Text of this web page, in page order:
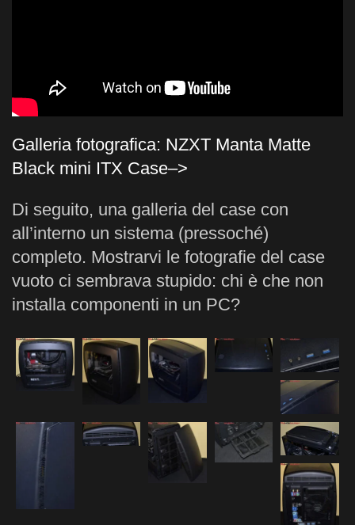
Galleria fotografica: NZXT Manta Matte
Black mini ITX Case–>
Di seguito, una galleria del case con
all’interno un sistema (pressoché)
completo. Mostrarvi le fotografie del case
vuoto ci sembrava stupido: chi è che non
installa componenti in un PC?